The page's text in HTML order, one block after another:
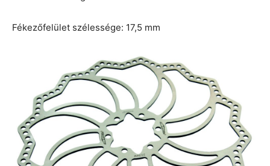
Fékezőfelület szélessége: 17,5 mm